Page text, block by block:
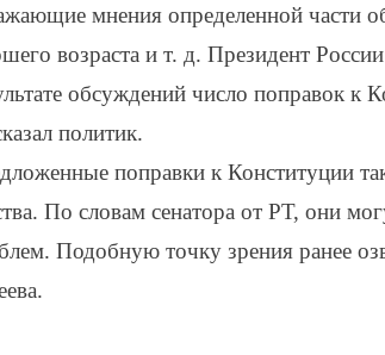
мнения определенной части
возраста и т. д. Президент
обсуждений число поправок к
политик.
поправки к Конституции
По словам сенатора от РТ, они
Подобную точку зрения ранее